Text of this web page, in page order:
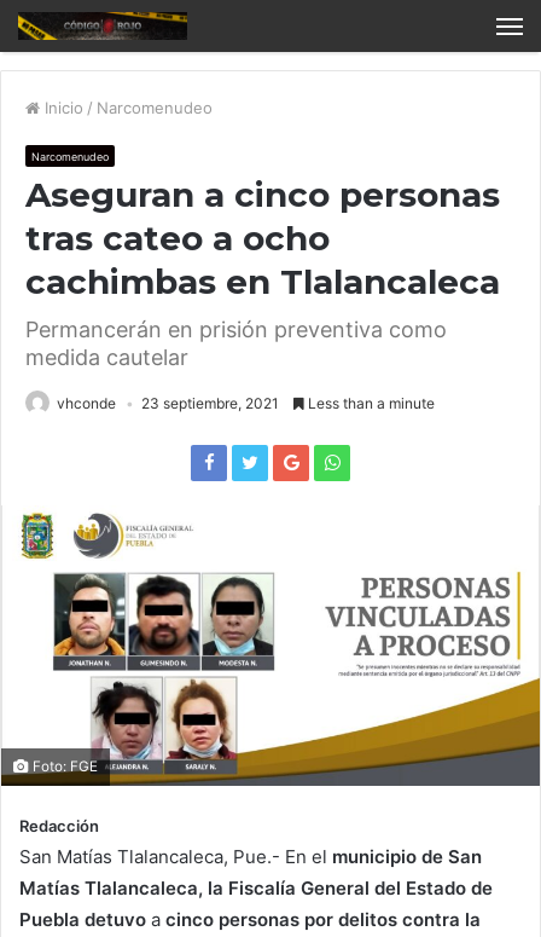
Inicio / Narcomenudeo
Narcomenudeo
Aseguran a cinco personas
tras cateo a ocho
cachimbas en Tlalancaleca
Permancerán en prisión preventiva como
medida cautelar
vhconde 23 septiembre, 2021 Less than a minute
Foto: FGE
Redacción
San Matías Tlalancaleca, Pue.- En el municipio de San
Matías Tlalancaleca, la Fiscalía General del Estado de
Puebla detuvo a cinco personas por delitos contra la